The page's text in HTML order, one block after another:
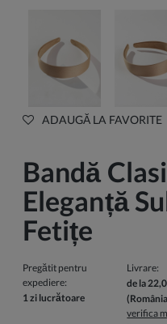
ADAUGĂ LA FAVORITE
Bandă
Eleganță
Fetițe
Pregătit pentru
expediere:
1 zi lucrătoare
Livrare:
de la
Pretul nu include verifica